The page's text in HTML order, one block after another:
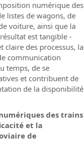
numérique des
listes de wagons, de
voiture, ainsi que la
est tangible -
claire des processus, la
communication
temps, de se
et contribuent de
de la disponibilité
des trains
et la
de